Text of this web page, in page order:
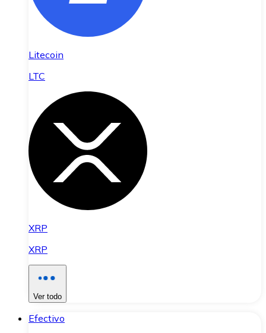
Litecoin
LTC
XRP
XRP
Ver todo
Efectivo